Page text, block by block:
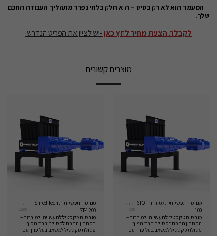
המעמד הוא לא רק בסיס – הוא חלק בלתי נפרד מתהליך העבודה החכם
שלך.
לקבלת הצעת מחיר לחץ כאן-יש לציין את הפריט הנדרש
מוצרים קשורים
מגרסה תעשייתית למיחזור STQ-
100
STQ-
100
מגרסות טקסטיל לתעשייה ולמיחזור –
הפתרון החכם לפסולת הבד הפוך
פסולת טקסטיל למשאב בעל ערך עם
מגרסה תעשייתית Shred-Tech
ST-1200
ST-
1200
מגרסות טקסטיל לתעשייה ולמיחזור –
הפתרון החכם לפסולת הבד הפוך
פסולת טקסטיל למשאב בעל ערך עם